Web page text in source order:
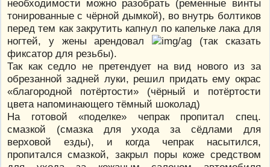
необходимости можно разобрать (ременные винты
тонированные с чёрной дымкой), во внутрь болтиков
перед тем как закрутить капнул по капельке лака для
ногтей, у жены арендовал
(так сказать
фиксатор для резьбы).
Так как седло не претендует на вид нового из за
обрезанной задней луки, решил придать ему окрас
«благородной потёртости» (чёрный и потёртости
цвета напоминающего тёмный шоколад)
На готовой «поделке» чепрак пропитал спец.
смазкой (смазка для ухода за сёдлами для
верховой езды), и когда чепрак насытился,
пропитался смазкой, закрыл поры коже средством